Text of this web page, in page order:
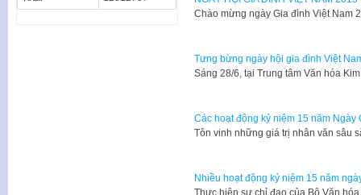
​Chào mừng ngày Gia đình Việt Nam
Tưng bừng ngày hội gia đình Việt
Sáng 28/6, tại Trung tâm Văn hóa
Các hoạt động kỷ niệm 15 năm Ngày
Tôn vinh những giá trị nhân văn sâu
Nhiều hoạt động kỷ niệm 15 năm
Thực hiện sự chỉ đạo của Bộ Văn